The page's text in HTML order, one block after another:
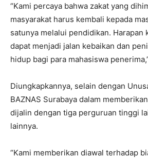
“Kami percaya bahwa zakat yang
masyarakat harus kembali kepada
satunya melalui pendidikan. Harapan
dapat menjadi jalan kebaikan dan
hidup bagi para mahasiswa
Diungkapkannya, selain dengan
BAZNAS Surabaya dalam
dijalin dengan tiga perguruan tinggi
lainnya.
“Kami memberikan diawal terhadap